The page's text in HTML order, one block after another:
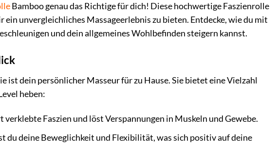
Bamboo genau das Richtige für dich! Diese hochwertige Faszienrolle
unvergleichliches Massageerlebnis zu bieten. Entdecke, wie du mit
und dein allgemeines Wohlbefinden steigern kannst.
ist dein persönlicher Masseur für zu Hause. Sie bietet eine Vielzahl
heben:
Faszien und löst Verspannungen in Muskeln und Gewebe.
du deine Beweglichkeit und Flexibilität, was sich positiv auf deine